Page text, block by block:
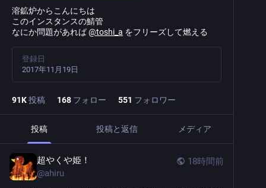
溶鉱炉からこんにちは
このインスタンスの鯖管
なにか問題があれば@toshi_a をフリーズして燃える
登録日
2017年11月19日
91K投稿 168 フォロー 551 フォロワー
投稿 投稿と返信 メディア
18時間前
超やくや姫！
@ahiru